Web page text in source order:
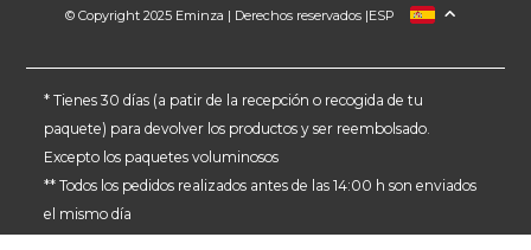
© Copyright 2025 Eminza | Derechos reservados |
FRANCIA
ALEMANIA
PAÍSES BAJOS
ESP
* Tienes 30 días (a patir de la recepción o recogida de tu
paquete) para devolver los productos y ser reembolsado.
Excepto los paquetes voluminosos
** Todos los pedidos realizados antes de las 14:00 h son enviados
el mismo día